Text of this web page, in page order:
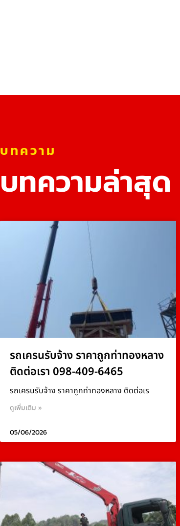
บทความ
บทความล่าสุด
รถเครนรับจ้าง ราคาถูกท่าทองหลาง
ติดต่อเรา 098-409-6465
รถเครนรับจ้าง ราคาถูกท่าทองหลาง ติดต่อเร
ดูเพิ่มเติม »
05/06/2026